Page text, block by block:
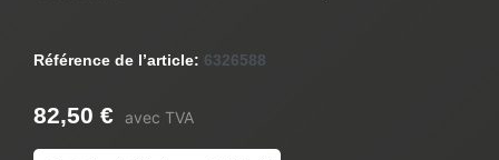
Référence de l’article: 6326588
82,50 € avec TVA